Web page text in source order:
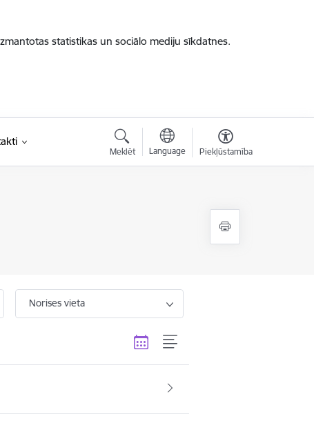
statistikas un sociālo mediju sīkdatnes.
Meklēt Language Piekļūstamība
Norises vieta